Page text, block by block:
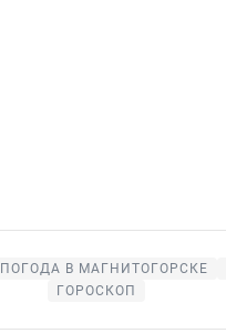
ПОГОДА В МАГНИТОГОРСКЕ
ГОРОСКОП